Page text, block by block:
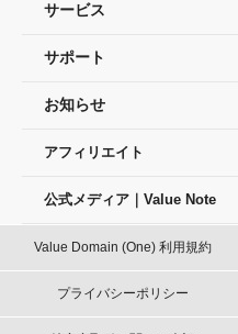
Value Domain (One) 利用規約
プライバシーポリシー
サービス
サポート
お知らせ
アフィリエイト
公式メディア｜Value Note